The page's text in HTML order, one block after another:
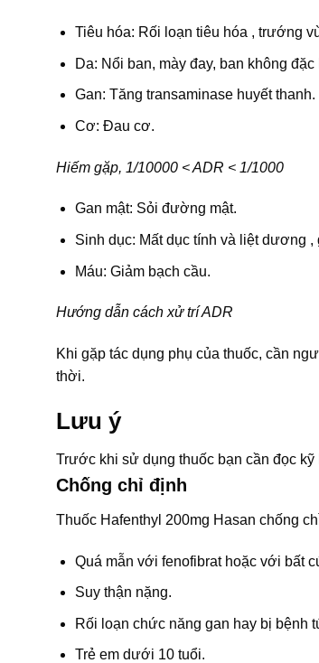
Tiêu hóa: Rối loạn tiêu hóa , trướng
Da: Nổi ban, mày đay, ban không đặc
Gan: Tăng transaminase huyết thanh.
Cơ: Đau cơ.
Hiếm gặp, 1/10000 < ADR < 1/1000
Gan mật: Sỏi đường mật.
Sinh dục: Mất dục tính và liệt dương ,
Máu: Giảm bạch cầu.
Hướng dẫn cách xử trí ADR
Khi gặp tác dụng phụ của thuốc, cần
thời.
Lưu ý
Trước khi sử dụng thuốc bạn cần đọc
Chống chỉ định
Thuốc Hafenthyl 200mg Hasan chống
Quá mẫn với fenofibrat hoặc với bất
Suy thận nặng.
Rối loạn chức năng gan hay bị bệnh
Trẻ em dưới 10 tuổi.